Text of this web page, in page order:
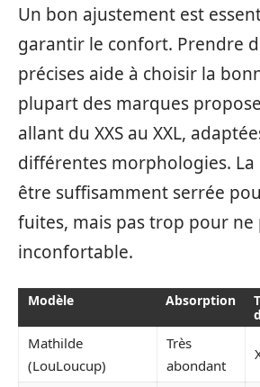
Un bon ajustement est
garantir le confort. Prendre
précises aide à choisir la
plupart des marques
allant du XXS au XXL,
différentes morphologies.
être suffisamment serrée
fuites, mais pas trop pour ne
inconfortable.
Modèle Absorption
Mathilde
(LouLoucup)
Très
abondant